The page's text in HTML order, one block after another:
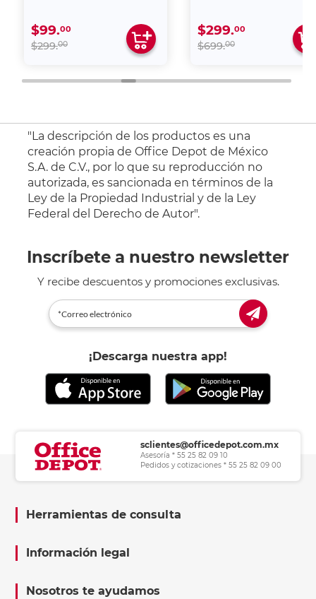
$99.00
$299.00
$299.00
$699.00
"La descripción de los productos es una
creación propia de Office Depot de México
S.A. de C.V., por lo que su reproducción no
autorizada, es sancionada en términos de la
Ley de la Propiedad Industrial y de la Ley
Federal del Derecho de Autor".
Inscríbete a nuestro newsletter
Y recibe descuentos y promociones exclusivas.
¡Descarga nuestra app!
sclientes@officedepot.com.mx
Asesoría * 55 25 82 09 10
Pedidos y cotizaciones * 55 25 82 09 00
Herramientas de consulta
Información legal
Nosotros te ayudamos